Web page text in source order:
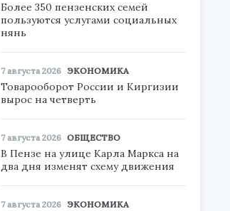
Более 350 пензенских семей
пользуются услугами социальных
нянь
7 августа 2026 ЭКОНОМИКА
Товарооборот России и Киргизии
вырос на четверть
7 августа 2026 ОБЩЕСТВО
В Пензе на улице Карла Маркса на
два дня изменят схему движения
7 августа 2026 ЭКОНОМИКА